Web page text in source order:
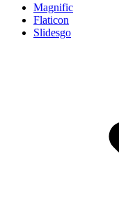
Magnific
Flaticon
Slidesgo